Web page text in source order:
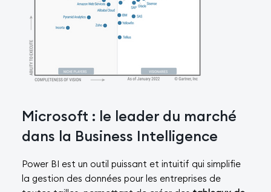
Microsoft : le leader du marché
dans la Business Intelligence
Power BI est un outil puissant et intuitif qui simplifie
la gestion des données pour les entreprises de